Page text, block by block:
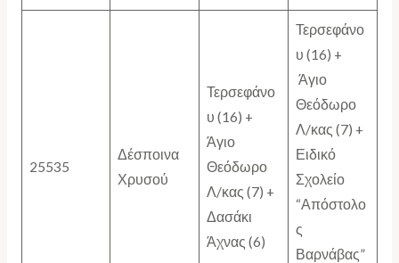
25535
Δέσποινα
Χρυσού
Τερσεφάνο
υ (16) +
Άγιο
Θεόδωρο
Λ/κας (7) +
Δασάκι
Άχνας (6)
Τερσεφάνο
υ (16) +
Άγιο
Θεόδωρο
Λ/κας (7) +
Ειδικό
Σχολείο
“Απόστολο
ς
Βαρνάβας”